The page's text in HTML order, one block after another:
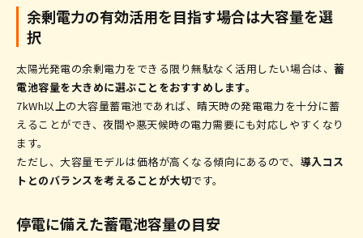
余剰電力の有効活用を目指す場合は大容量を選
択
太陽光発電の余剰電力をできる限り無駄なく活用したい場合は、蓄
電池容量を大きめに選ぶことをおすすめします。
7kWh以上の大容量蓄電池であれば、晴天時の発電電力を十分に蓄
えることができ、夜間や悪天候時の電力需要にも対応しやすくなり
ます。
ただし、大容量モデルは価格が高くなる傾向にあるので、 導入コス
トとのバランスを考えることが大切です。
停電に備えた蓄電池容量の目安